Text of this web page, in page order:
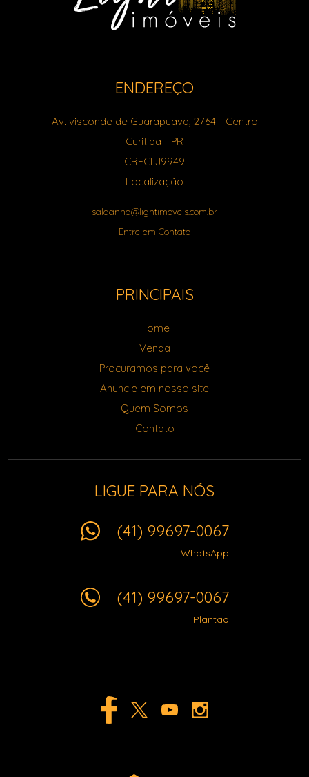
ENDEREÇO
Av. visconde de Guarapuava, 2764- Centro
Curitiba - PR
CRECI J9949
Localização
saldanha@lightimoveis.com.br
Entre em Contato
PRINCIPAIS
Home
Venda
Procuramos para você
Anuncie em nosso site
Quem Somos
Contato
LIGUE PARA NÓS
(41) 99697-0067
WhatsApp
(41) 99697-0067
Plantão